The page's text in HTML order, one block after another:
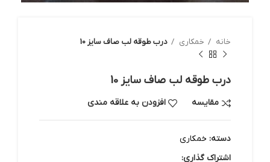
خانه خمکاری درب طوقه لب صاف سایز 10
درب طوقه لب صاف سایز 10
مقایسه افزودن به علاقه مندی
دسته: خمکاری
اشتراک گذاری: